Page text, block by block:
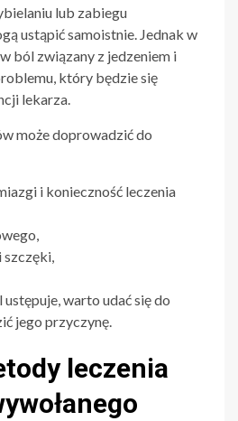
lub zabiegu
ustąpić samoistnie. Jednak w
ból związany z jedzeniem i
który będzie się
lekarza.
może doprowadzić do
i konieczność leczenia
warto udać się do
jego przyczynę.
leczenia